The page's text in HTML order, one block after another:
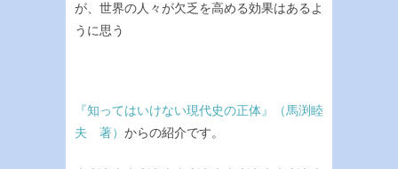
が、世界の人々が欠乏を高める効果はあるよ
うに思う
『知ってはいけない現代史の正体』（馬渕睦
夫 著） からの紹介です。